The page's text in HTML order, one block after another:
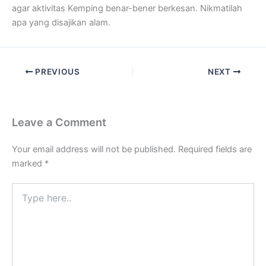
agar aktivitas Kemping benar-bener berkesan. Nikmatilah
apa yang disajikan alam.
PREVIOUS NEXT
Leave a Comment
Your email address will not be published. Required fields are
marked *
here..